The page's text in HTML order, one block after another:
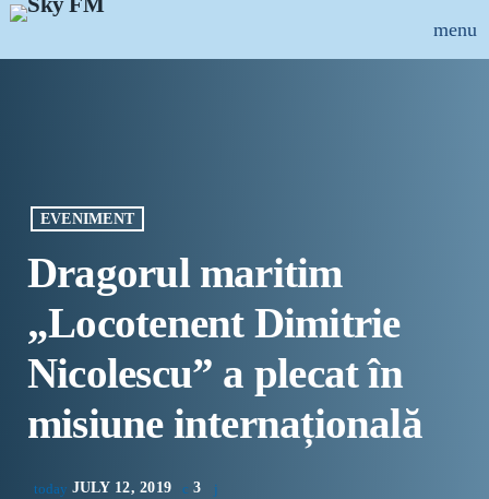
menu
close
MUZICAL
EVENIMENT
Dragorul maritim
„Locotenent Dimitrie
Nicolescu” a plecat în
misiune internațională
today JULY 12, 2019 3